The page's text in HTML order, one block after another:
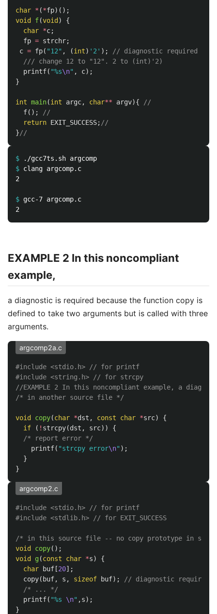
char * (*fp)();
void
f(void )
{
char *c;
fp = strchr;
c = fp( "12" , (int) '2' );
// diagnostic required
/// change 12 to "12". 2 to (int)'2)
printf( "%s\n" , c);
}
int main(int argc, char** argv){
//
f();
//
return EXIT_SUCCESS; //
}//
$
$
2
$
EXAMPLE 2 In this noncompliant
example,
a diagnostic is required because the function copy is
defined to take two arguments but is called with three
arguments.
argcomp2a.c
#include <stdio.h> // for printf
#include <string.h> // for strcpy
//EXAMPLE 2 In this noncompliant example, a
/* in another source file */
void copy(char *dst , const char *src)
{
if
( ! strcpy(dst , src))
{
/* report error */
printf( "strcpy error\n" );
}
}
argcomp2.c
#include <stdio.h> // for printf
#include <stdlib.h> // for EXIT_SUCCESS
/* in this source file -- no copy prototype in
void
copy();
void
g(const char *s)
{
char
buf [20];
copy( buf, s , sizeof buf);
// diagnostic required
/* ... */
printf( "%s \n" ,s);
}